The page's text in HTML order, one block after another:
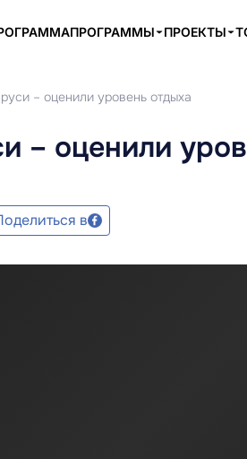
ПРОГРАММЫ ПРОЕКТЫ
– оценили уровень отдыха
– оценили
в